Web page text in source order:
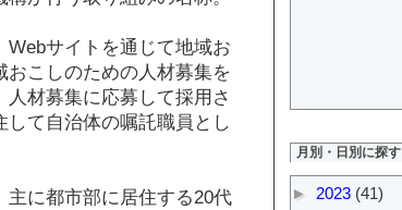
サイトを通じて地域お
おこしのための人材募集を
材募集に応募して採用さ
して自治体の嘱託職員とし
主に都市部に居住する20代
月別・日別に探す
► 2023 (41)